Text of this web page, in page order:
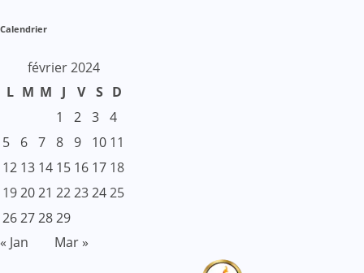
Calendrier
février 2024
L M M J V S D
1
2 3 4
5
6 7 8 9 10 11
12 13 14 15 16 17 18
192021 22232425
26272829
« Jan
Mar »